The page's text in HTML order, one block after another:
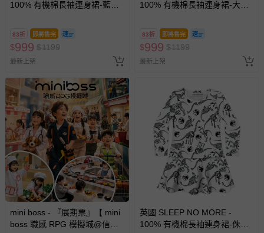
100% 有機棉長袖連身裙-藍底
83折 即將售完
$999 $1199
最新上架
100% 有機棉長袖連身裙-大白
83折 即將售完
$999 $1199
最新上架
mini boss - 『展期票』【 mini
boss 職感 RPG 模擬城@信義
英國 SLEEP NO MORE -
100% 有機棉長袖連身裙-侏儸